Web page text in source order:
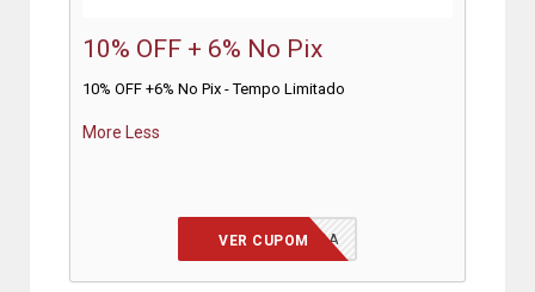
10% OFF + 6% No Pix
10% OFF +6% No Pix - Tempo Limitado
More Less
PRIMEIRACOMPRA
VER CUPOM